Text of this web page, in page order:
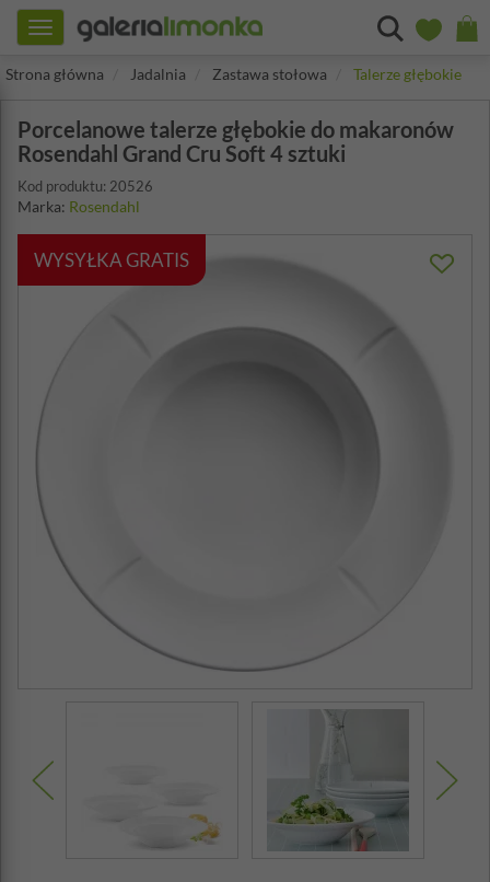
Toggle
navigation
Strona główna
Jadalnia Zastawa stołowa Talerze głębokie
Porcelanowe talerze głębokie do makaronów
Rosendahl Grand Cru Soft 4 sztuki
Kod produktu: 20526
Marka: Rosendahl
WYSYŁKA GRATIS